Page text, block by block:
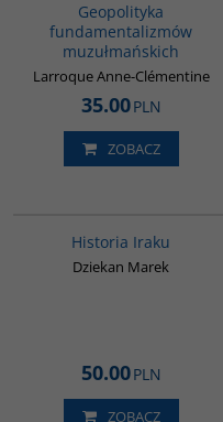
Geopolityka
fundamentalizmów
muzułmańskich
Larroque Anne-Clémentine
35.00PLN
ZOBACZ
Historia Iraku
Dziekan Marek
50.00PLN
ZOBACZ